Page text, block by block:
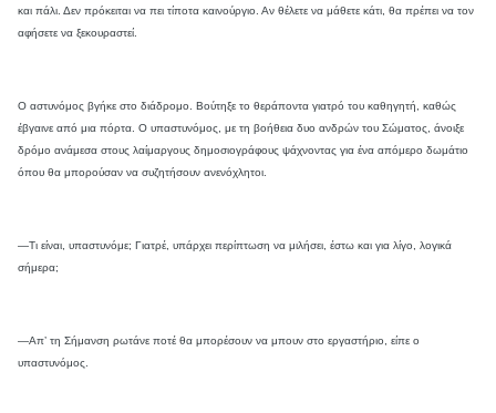
και πάλι. Δεν πρόκειται να πει τίποτα καινούργιο. Αν θέλετε να μάθετε κάτι, θα πρέπει να τον
αφήσετε να ξεκουραστεί.
Ο αστυνόμος βγήκε στο διάδρομο. Βούτηξε το θεράποντα γιατρό του καθηγητή, καθώς
έβγαινε από μια πόρτα. Ο υπαστυνόμος, με τη βοήθεια δυο ανδρών του Σώματος, άνοιξε
δρόμο ανάμεσα στους λαίμαργους δημοσιογράφους ψάχνοντας για ένα απόμερο δωμάτιο
όπου θα μπορούσαν να συζητήσουν ανενόχλητοι.
—Τι είναι, υπαστυνόμε; Γιατρέ, υπάρχει περίπτωση να μιλήσει, έστω και για λίγο, λογικά
σήμερα;
—Απ’ τη Σήμανση ρωτάνε ποτέ θα μπορέσουν να μπουν στο εργαστήριο, είπε ο
υπαστυνόμος.